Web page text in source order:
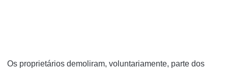
Os proprietários demoliram, voluntariamente, parte dos